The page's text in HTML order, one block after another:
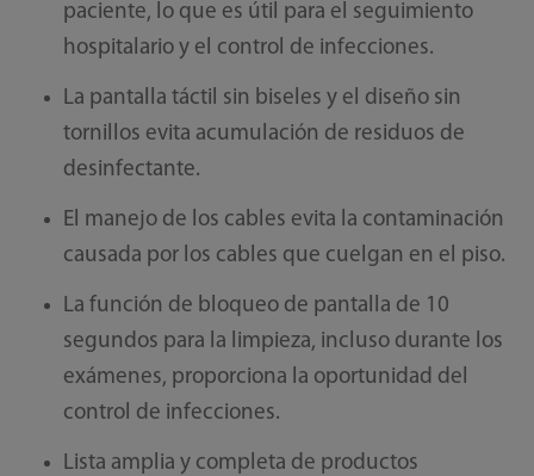
paciente, lo que es útil para el seguimiento
hospitalario y el control de infecciones.
La pantalla táctil sin biseles y el diseño sin
tornillos evita acumulación de residuos de
desinfectante.
El manejo de los cables evita la contaminación
causada por los cables que cuelgan en el piso.
La función de bloqueo de pantalla de 10
segundos para la limpieza, incluso durante los
exámenes, proporciona la oportunidad del
control de infecciones.
Lista amplia y completa de productos